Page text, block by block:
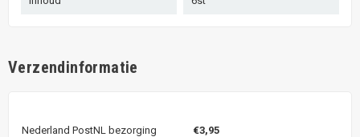
Verzendinformatie
Nederland PostNL bezorging €3,95